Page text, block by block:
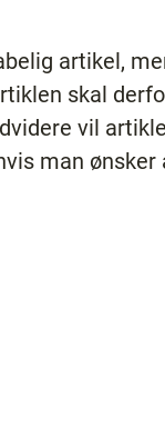
artikel,
skal
vil
man ønsker